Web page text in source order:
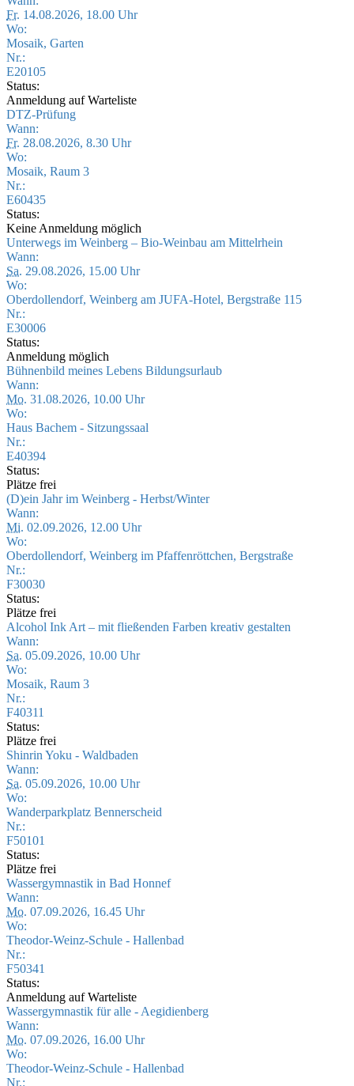
Fr. 14.08.2026, 18.00 Uhr
Wo:
Mosaik, Garten
Nr.:
E20105
Status:
Anmeldung auf Warteliste
DTZ-Prüfung
Wann:
Fr. 28.08.2026, 8.30 Uhr
Wo:
Mosaik, Raum 3
Nr.:
E60435
Status:
Keine Anmeldung möglich
Unterwegs im Weinberg – Bio-Weinbau am Mittelrhein
Wann:
Sa. 29.08.2026, 15.00 Uhr
Wo:
Oberdollendorf, Weinberg am JUFA-Hotel, Bergstraße 115
Nr.:
E30006
Status:
Anmeldung möglich
Bühnenbild meines Lebens Bildungsurlaub
Wann:
Mo. 31.08.2026, 10.00 Uhr
Wo:
Haus Bachem - Sitzungssaal
Nr.:
E40394
Status:
Plätze frei
(D)ein Jahr im Weinberg - Herbst/Winter
Wann:
Mi. 02.09.2026, 12.00 Uhr
Wo:
Oberdollendorf, Weinberg im Pfaffenröttchen, Bergstraße
Nr.:
F30030
Status:
Plätze frei
Alcohol Ink Art – mit fließenden Farben kreativ gestalten
Wann:
Sa. 05.09.2026, 10.00 Uhr
Wo:
Mosaik, Raum 3
Nr.:
F40311
Status:
Plätze frei
Shinrin Yoku - Waldbaden
Wann:
Sa. 05.09.2026, 10.00 Uhr
Wo:
Wanderparkplatz Bennerscheid
Nr.:
F50101
Status:
Plätze frei
Wassergymnastik in Bad Honnef
Wann:
Mo. 07.09.2026, 16.45 Uhr
Wo:
Theodor-Weinz-Schule - Hallenbad
Nr.:
F50341
Status:
Anmeldung auf Warteliste
Wassergymnastik für alle - Aegidienberg
Wann:
Mo. 07.09.2026, 16.00 Uhr
Wo:
Theodor-Weinz-Schule - Hallenbad
Nr.: